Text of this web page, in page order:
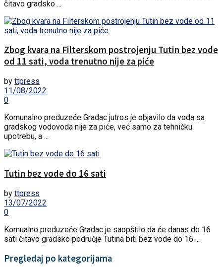
čitavo gradsko ...
Zbog kvara na Filterskom postrojenju Tutin bez vode
od 11 sati, voda trenutno nije za piće
by ttpress
11/08/2022
0
Komunalno preduzeće Gradac jutros je objavilo da voda sa
gradskog vodovoda nije za piće, već samo za tehničku
upotrebu, a ...
Tutin bez vode do 16 sati
by ttpress
13/07/2022
0
Komualno preduzeće Gradac je saopštilo da će danas do 16
sati čitavo gradsko područje Tutina biti bez vode do 16 ...
Pregledaj po kategorijama